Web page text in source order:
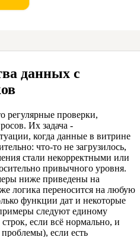
данных с
регулярные проверки,
Их задача -
когда данные в витрине
что-то не загрузилось,
стали некорректными или
привычного уровня.
ниже приведены на
логика переносится на любую
функции дат и некоторые
следуют единому
если всё нормально, и
если есть